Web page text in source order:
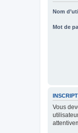
Nom
Mot de
Vous